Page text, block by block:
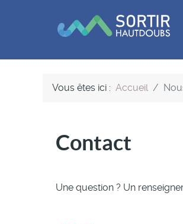
Vous êtes ici : Accueil
Contact
Une question ? Un